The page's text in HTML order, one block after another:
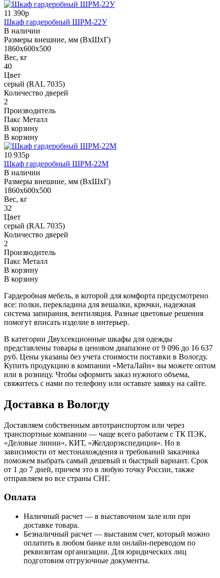
11 390р
Шкаф гардеробный ШРМ-22У
В наличии
Размеры внешние, мм (ВхШхГ)
1860x600x500
Вес, кг
40
Цвет
серый (RAL 7035)
Количество дверей
2
Производитель
Пакс Металл
В корзину
В корзину
10 935р
Шкаф гардеробный ШРМ-22М
В наличии
Размеры внешние, мм (ВхШхГ)
1860x600x500
Вес, кг
32
Цвет
серый (RAL 7035)
Количество дверей
2
Производитель
Пакс Металл
В корзину
В корзину
Гардеробная мебель, в которой для комфорта предусмотрено
все: полки, перекладина для вешалки, крючки, надежная
система запирания, вентиляция. Разные цветовые решения
помогут вписать изделие в интерьер.
В категории Двухсекционные шкафы для одежды
представлены товары в ценовом диапазоне от 9 096 до 16 637
руб. Цены указаны без учета стоимости поставки в Вологду.
Купить продукцию в компании «МетаЛайн» вы можете оптом
или в розницу. Чтобы оформить заказ нужного объема,
свяжитесь с нами по телефону или оставьте заявку на сайте.
Доставка в Вологду
Доставляем собственным автотранспортом или через
транспортные компании — чаще всего работаем с ТК ПЭК,
«Деловые линии», КИТ, «Желдорэкспедиция». Но в
зависимости от местонахождения и требований заказчика
поможем выбрать самый дешевый и быстрый вариант. Срок
от 1 до 7 дней, причем это в любую точку России, также
отправляем во все страны СНГ.
Оплата
Наличный расчет — в выставочном зале или при
доставке товара.
Безналичный расчет — выставим счет, который можно
оплатить в любом банке или онлайн-переводом по
реквизитам организации. Для юридических лиц
подготовим отгрузочные документы.